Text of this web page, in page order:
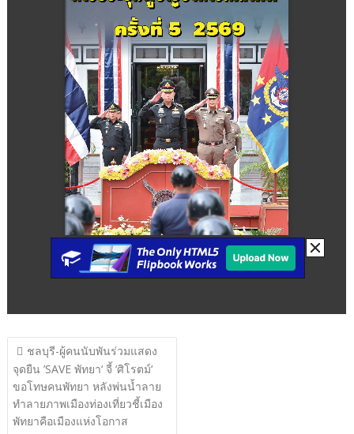
แนะแนว
เรื่อง
ชลบุรี-ผู้คนนับพันร่วมแสดง
จุดยืน ’SAVE พัทยา‘ จี้ ‘ศิโรตม์‘
ขอโทษคนพัทยา หลังพ่นน้ำลาย
ทำลายภาพเมืองท่องเที่ยวชี้เมือง
พัทยาคือเมืองแห่งโอกาส